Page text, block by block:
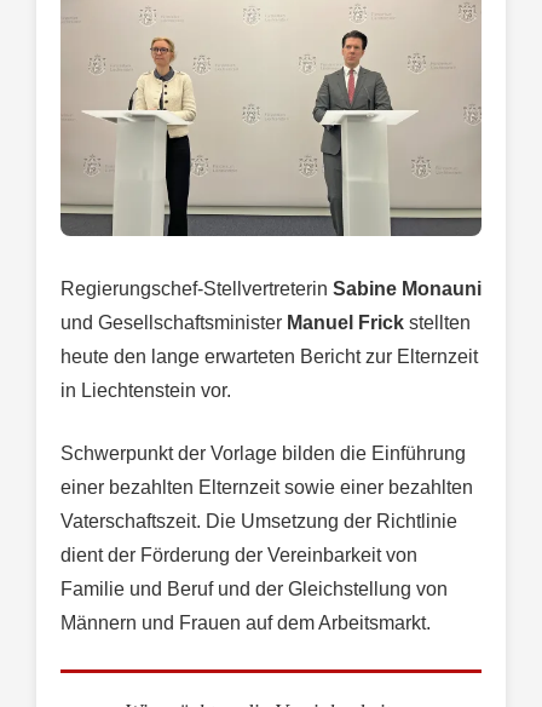
Regierungschef-Stellvertreterin Sabine Monauni
und Gesellschaftsminister Manuel Frick stellten
heute den lange erwarteten Bericht zur Elternzeit
in Liechtenstein vor.
Schwerpunkt der Vorlage bilden die Einführung
einer bezahlten Elternzeit sowie einer bezahlten
Vaterschaftszeit. Die Umsetzung der Richtlinie
dient der Förderung der Vereinbarkeit von
Familie und Beruf und der Gleichstellung von
Männern und Frauen auf dem Arbeitsmarkt.